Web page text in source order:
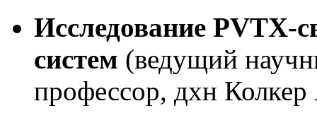
Исследование PVTX-
систем (ведущий
профессор, дхн